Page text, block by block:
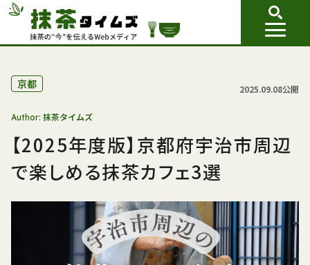
京都 2025.09.08公開
Author: 抹茶タイムズ
【2025年度版】京都府宇治市周辺
で楽しめる抹茶カフェ3選